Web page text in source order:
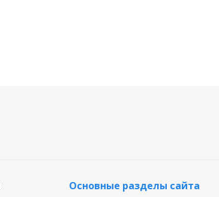
Основные разделы сайта